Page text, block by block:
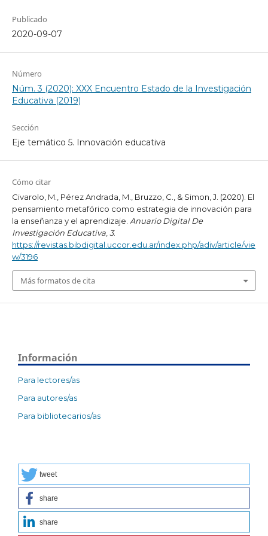
Publicado
2020-09-07
Número
Núm. 3 (2020): XXX Encuentro Estado de la Investigación
Educativa (2019)
Sección
Eje temático 5. Innovación educativa
Cómo citar
Civarolo, M., Pérez Andrada, M., Bruzzo, C., & Simon, J. (2020). El
pensamiento metafórico como estrategia de innovación para
la enseñanza y el aprendizaje. Anuario Digital De
Investigación Educativa, 3.
https://revistas.bibdigital.uccor.edu.ar/index.php/adiv/article/vie
w/3196
Más formatos de cita
Información
Para lectores/as
Para autores/as
Para bibliotecarios/as
tweet
share
share